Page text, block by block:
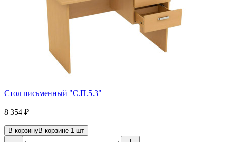
Стол письменный "С.П.5.3"
8 354 ₽
В корзинуВ корзине 1 шт